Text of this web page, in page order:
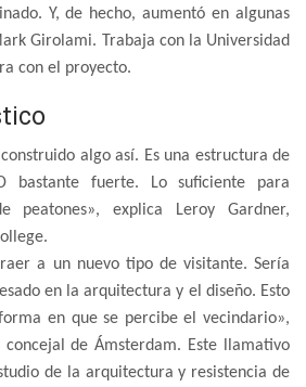
Y, de hecho, aumentó en algunas
Girolami. Trabaja con la Universidad
con el proyecto.
algo así. Es una estructura de
bastante fuerte. Lo suficiente para
peatones», explica Leroy Gardner,
a un nuevo tipo de visitante. Sería
en la arquitectura y el diseño. Esto
en que se percibe el vecindario»,
de Ámsterdam. Este llamativo
de la arquitectura y resistencia de